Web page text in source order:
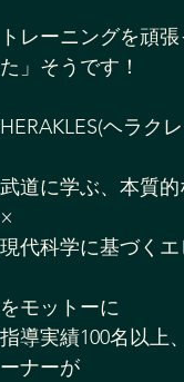
トレーニングを頑
た」そうです！
HERAKLES(ヘラク
武道に学ぶ、本質
×
現代科学に基づく
をモットーに
指導実績100名以上
ーナーが